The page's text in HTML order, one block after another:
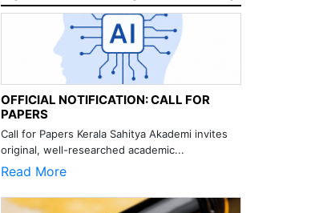
OFFICIAL NOTIFICATION: CALL FOR
PAPERS
Call for Papers Kerala Sahitya Akademi invites
original, well-researched academic...
Read More